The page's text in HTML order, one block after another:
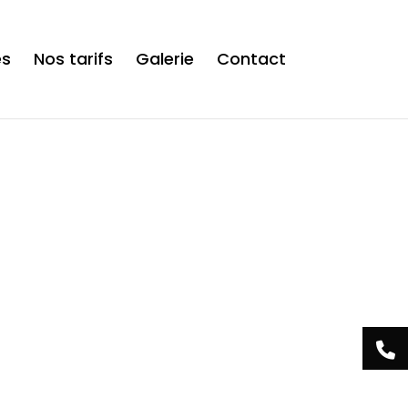
now safe to use. */
Nos tarifs Galerie Contact